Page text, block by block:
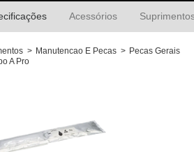
Acessórios
> Manutencao E Pecas > Pecas Gerais
A Pro